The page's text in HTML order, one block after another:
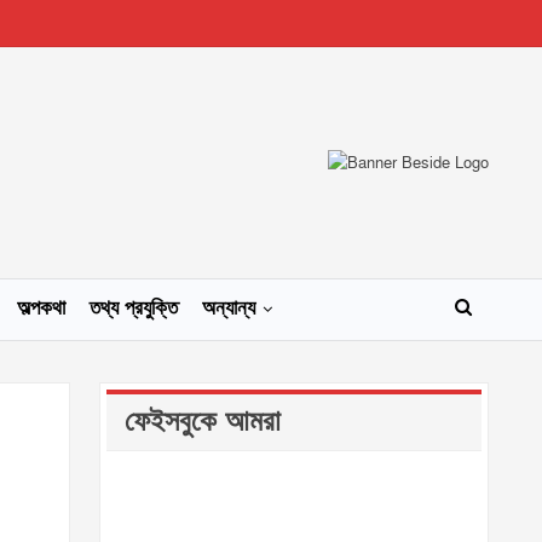
অল্পকথা তথ্য প্রযুক্তি অন্যান্য
ফেইসবুকে আমরা